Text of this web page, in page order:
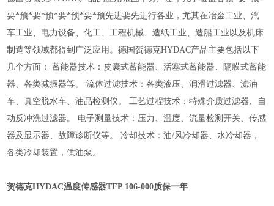
要*预*要*预*要*预*要*预先进要先进行各业，尤其在冶金工业、汽
车工业、电力设备、化工、工程机械、造纸工业、造船工业以及机床
制造等领域都得到广泛应用。德国贺德克HYDAC产品主要包括以下
几个方面： 蓄能器技术：皮囊式蓄能器、活塞式蓄能器、隔膜式蓄能
器、各类减振器等。 流体过滤技术：各类液压、润滑过滤器、滤油
车、真空脱水车、油品检测仪。 工艺过程技术：特殊介质过滤器、自
动反冲洗过滤器。 电子测量技术：压力、温度、流量检测开关、传感
器及显示器、故障诊断仪等。 冷却技术：油/风冷却器、水冷却器，
各类冷却装置，供油泵。
贺德克HYDAC温度传感器TFP 106-000质保一年